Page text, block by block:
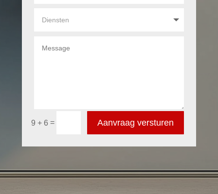
9 + 6 = Aanvraag versturen